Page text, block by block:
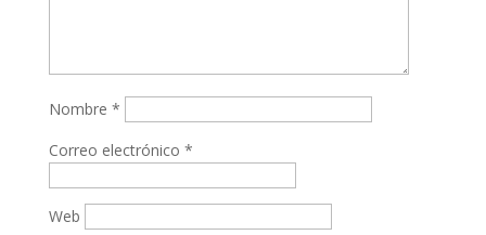
Nombre *
Correo electrónico *
Web